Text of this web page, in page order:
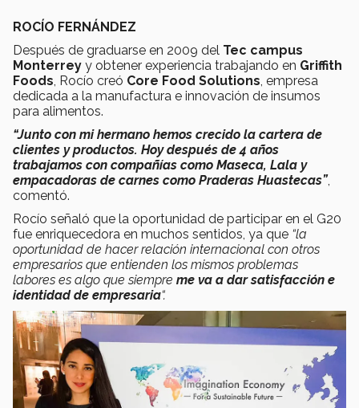
ROCÍO FERNÁNDEZ
Después de graduarse en 2009 del Tec campus
Monterrey y obtener experiencia trabajando en Griffith
Foods, Rocío creó Core Food Solutions, empresa
dedicada a la manufactura e innovación de insumos
para alimentos.
“Junto con mi hermano hemos crecido la cartera de
clientes y productos. Hoy después de 4 años
trabajamos con compañías como Maseca, Lala y
empacadoras de carnes como Praderas Huastecas”,
comentó.
Rocío señaló que la oportunidad de participar en el G20
fue enriquecedora en muchos sentidos, ya que “la
oportunidad de hacer relación internacional con otros
empresarios que entienden los mismos problemas
labores es algo que siempre me va a dar satisfacción e
identidad de empresaria“.